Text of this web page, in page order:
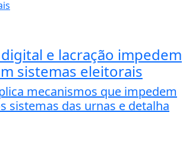
e lacração impedem
sistemas eleitorais
mecanismos que impedem
sistemas das urnas e detalha